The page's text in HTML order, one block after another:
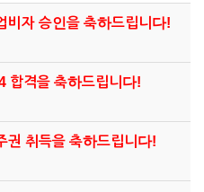
비자 승인을 축하드립니다!
합격을 축하드립니다!
권 취득을 축하드립니다!